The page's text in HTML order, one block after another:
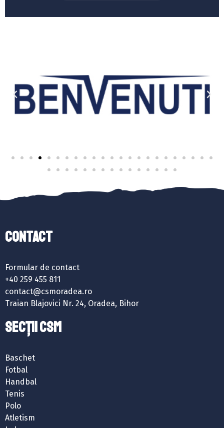
Contact
Formular de contact
+40 259 455 811
contact@csmoradea.ro
Traian Blajovici Nr. 24, Oradea, Bihor
SECȚII CSM
Baschet
Fotbal
Handbal
Tenis
Polo
Atletism